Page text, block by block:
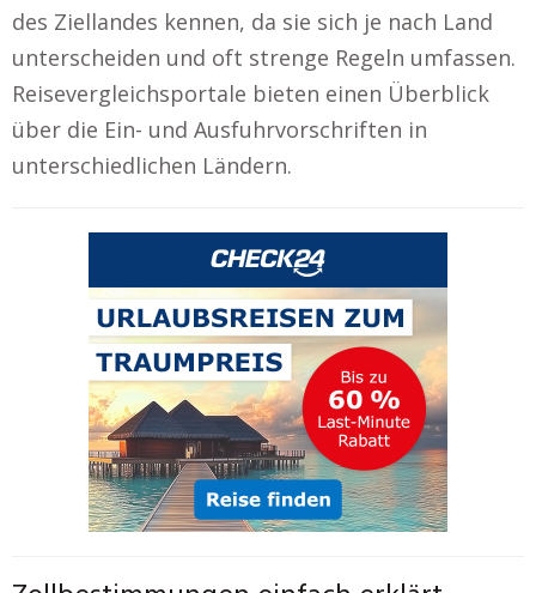
des Ziellandes kennen, da sie sich je nach Land
unterscheiden und oft strenge Regeln umfassen.
Reisevergleichsportale bieten einen Überblick
über die Ein- und Ausfuhrvorschriften in
unterschiedlichen Ländern.